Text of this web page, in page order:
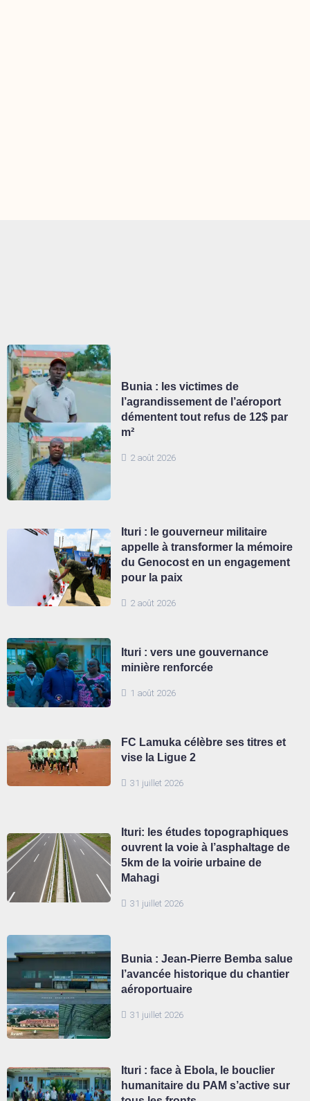
2 août 2026
Bunia : les victimes de
l’agrandissement de l’aéroport
démentent tout refus de 12$ par
m²
2 août 2026
Ituri : le gouverneur militaire
appelle à transformer la mémoire
du Genocost en un engagement
pour la paix
1 août 2026
Ituri : vers une gouvernance
minière renforcée
31 juillet 2026
FC Lamuka célèbre ses titres et
vise la Ligue 2
31 juillet 2026
Ituri: les études topographiques
ouvrent la voie à l’asphaltage de
5km de la voirie urbaine de
Mahagi
31 juillet 2026
Bunia : Jean-Pierre Bemba salue
l’avancée historique du chantier
aéroportuaire
Ituri : face à Ebola, le bouclier
humanitaire du PAM s’active sur